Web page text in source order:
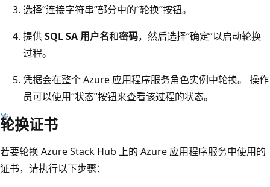
选择“连接字符串”部分中的“轮换”按钮。
提供SQL SA 用户名和密码，然后选择“确定”以启动轮换
过程。
凭据会在整个 Azure 应用程序服务角色实例中轮换。 操作
员可以使用“状态”按钮来查看该过程的状态。
轮换证书
若要轮换 Azure Stack Hub 上的 Azure 应用程序服务中使用的
证书，请执行以下步骤：